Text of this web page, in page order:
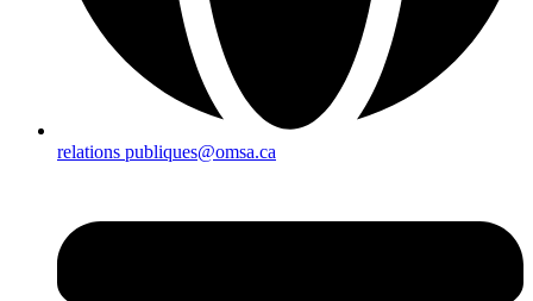
relations publiques@omsa.ca